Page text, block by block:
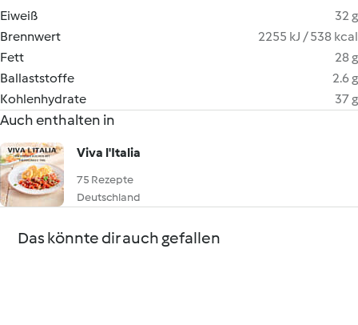
Eiweiß
32 g
Brennwert
2255 kJ / 538 kcal
Fett
28 g
Ballaststoffe
2.6 g
Kohlenhydrate
37 g
Auch enthalten in
Viva l'Italia
75 Rezepte
Deutschland
Das könnte dir auch gefallen